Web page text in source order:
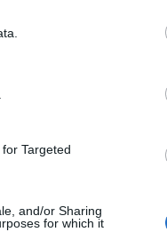
Targeted
and/or Sharing
for which it
inwazji dopuszczają się na
kraju w obwodzie